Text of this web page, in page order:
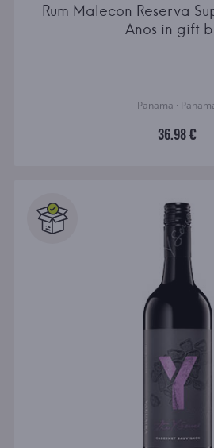
Rum Malecon Reserva
Anos in gift
Panama ·
36.98 €